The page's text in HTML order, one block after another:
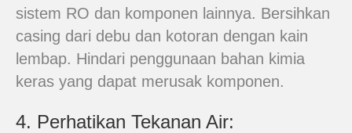
sistem RO dan komponen lainnya. Bersihkan
casing dari debu dan kotoran dengan kain
lembap. Hindari penggunaan bahan kimia
keras yang dapat merusak komponen.
4. Perhatikan Tekanan Air: